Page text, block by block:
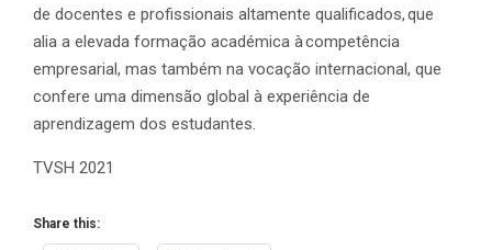
de docentes e profissionais altamente qualificados, que
alia a elevada formação académica à competência
empresarial, mas também na vocação internacional, que
confere uma dimensão global à experiência de
aprendizagem dos estudantes.
TVSH 2021
Share this: